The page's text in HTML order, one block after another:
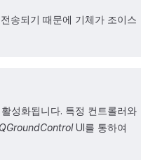
송되기 때문에 기체가 조이스
성화됩니다. 특정 컨트롤러와
QGroundControlUI를 통하여